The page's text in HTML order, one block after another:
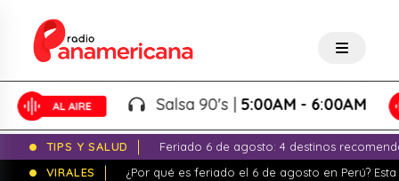
Salsa 90's |5:00AM - 6:00AM
TIPS Y SALUD
Feriado 6 de agosto: 4 destinos
VIRALES
¿Por qué es feriado el 6 de agosto en Perú?